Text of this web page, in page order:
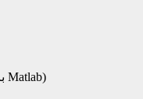
دانلود کتاب آموزش نرم افزار متلب (برنامه نویسی Matlab)